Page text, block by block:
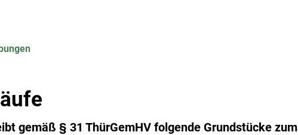
gemäß § 31 ThürGemHV folgende Grundstücke zum